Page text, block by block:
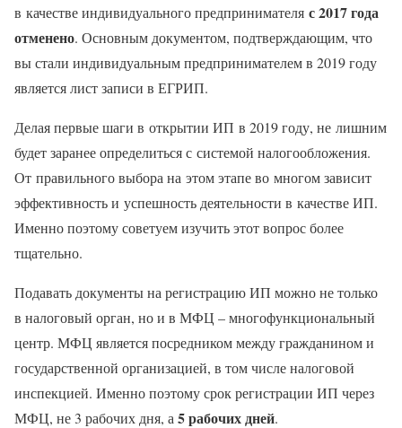
в качестве индивидуального предпринимателя с 2017 года
отменено. Основным документом, подтверждающим, что
вы стали индивидуальным предпринимателем в 2019 году
является лист записи в ЕГРИП.
Делая первые шаги в открытии ИП в 2019 году, не лишним
будет заранее определиться с системой налогообложения.
От правильного выбора на этом этапе во многом зависит
эффективность и успешность деятельности в качестве ИП.
Именно поэтому советуем изучить этот вопрос более
тщательно.
Подавать документы на регистрацию ИП можно не только
в налоговый орган, но и в МФЦ – многофункциональный
центр. МФЦ является посредником между гражданином и
государственной организацией, в том числе налоговой
инспекцией. Именно поэтому срок регистрации ИП через
МФЦ, не 3 рабочих дня, а5 рабочих дней.